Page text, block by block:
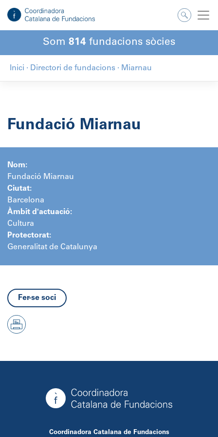
contingut
Som 814 fundacions sòcies
Inici · Directori de fundacions · Miarnau
Fundació Miarnau
Nom:
Fundació Miarnau
Ciutat:
Barcelona
Àmbit d'actuació:
Cultura
Protectorat:
Generalitat de Catalunya
Fer-se soci
Coordinadora Catalana de Fundacions